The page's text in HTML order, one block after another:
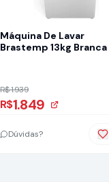
Máquina De Lavar
Brastemp 13kg Branca
R$ 1.939
R$1.849
Dúvidas?